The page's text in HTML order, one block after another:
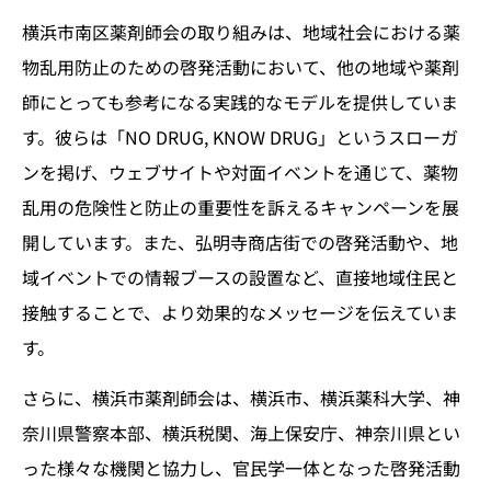
横浜市南区薬剤師会の取り組みは、地域社会における薬
物乱用防止のための啓発活動において、他の地域や薬剤
師にとっても参考になる実践的なモデルを提供していま
す。彼らは「NO DRUG, KNOW DRUG」というスローガ
ンを掲げ、ウェブサイトや対面イベントを通じて、薬物
乱用の危険性と防止の重要性を訴えるキャンペーンを展
開しています。また、弘明寺商店街での啓発活動や、地
域イベントでの情報ブースの設置など、直接地域住民と
接触することで、より効果的なメッセージを伝えていま
す。
さらに、横浜市薬剤師会は、横浜市、横浜薬科大学、神
奈川県警察本部、横浜税関、海上保安庁、神奈川県とい
った様々な機関と協力し、官民学一体となった啓発活動